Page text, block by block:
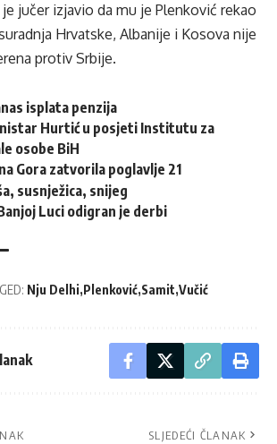
jučer izjavio da mu je Plenković rekao
Hrvatske, Albanije i Kosova nije
protiv Srbije.
isplata penzija
Hurtić u posjeti Institutu za
osobe BiH
Gora zatvorila poglavlje 21
susnježica, snijeg
Luci odigran je derbi
Nju Delhi Plenković Samit Vučić
SLJEDEĆI ČLANAK